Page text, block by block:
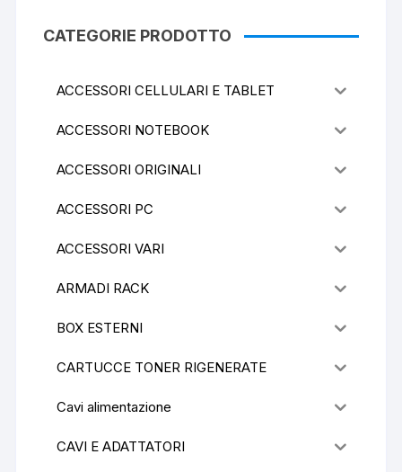
CATEGORIE PRODOTTO
ACCESSORI CELLULARI E TABLET
ACCESSORI NOTEBOOK
ACCESSORI ORIGINALI
ACCESSORI PC
ACCESSORI VARI
ARMADI RACK
BOX ESTERNI
CARTUCCE TONER RIGENERATE
Cavi alimentazione
CAVI E ADATTATORI